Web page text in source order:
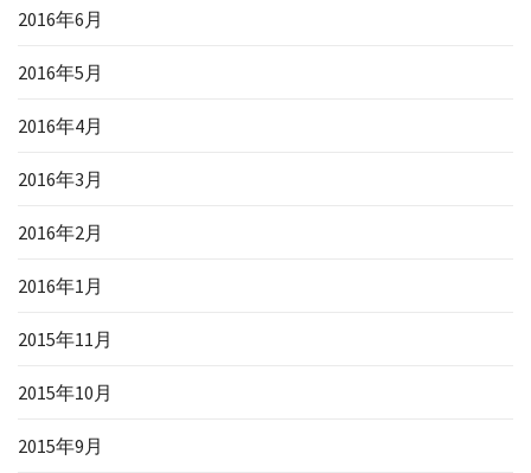
2016年6月
2016年5月
2016年4月
2016年3月
2016年2月
2016年1月
2015年11月
2015年10月
2015年9月